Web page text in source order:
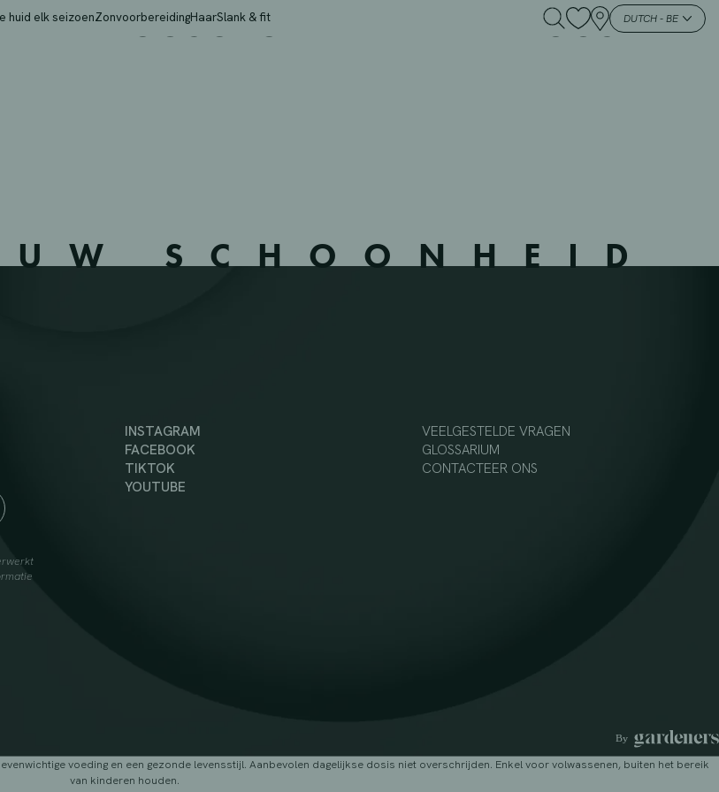
huid elk seizoenZonvoorbereidingHaarSlank & fit DUTCH - BE
– MOUSCRON – 540712 – MOUS –
SCHOONHEID
INSTAGRAM
FACEBOOK
TIKTOK
YOUTUBE
VEELGESTELDE VRAGEN
GLOSSARIUM
CONTACTEER ONS
voeding en een gezonde levensstijl. Aanbevolen dagelijkse dosis niet overschrijden. Enkel voor volwassenen, buiten het bereik
van kinderen houden.